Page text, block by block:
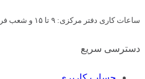
ساعات کاری دفتر مرکزی: ۹ تا ۱۵ و شعب فروش: ۹ تا ۱۴ و ۱۷ تا ۲۱
دسترسی سریع